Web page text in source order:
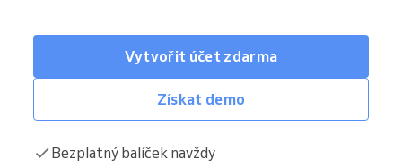
Vytvořit účet zdarma
Získat demo
Bezplatný balíček navždy